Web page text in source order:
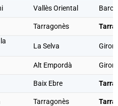
Vallès Oriental
Tarragonès
La Selva
Alt Empordà
Baix Ebre
Tarragonès